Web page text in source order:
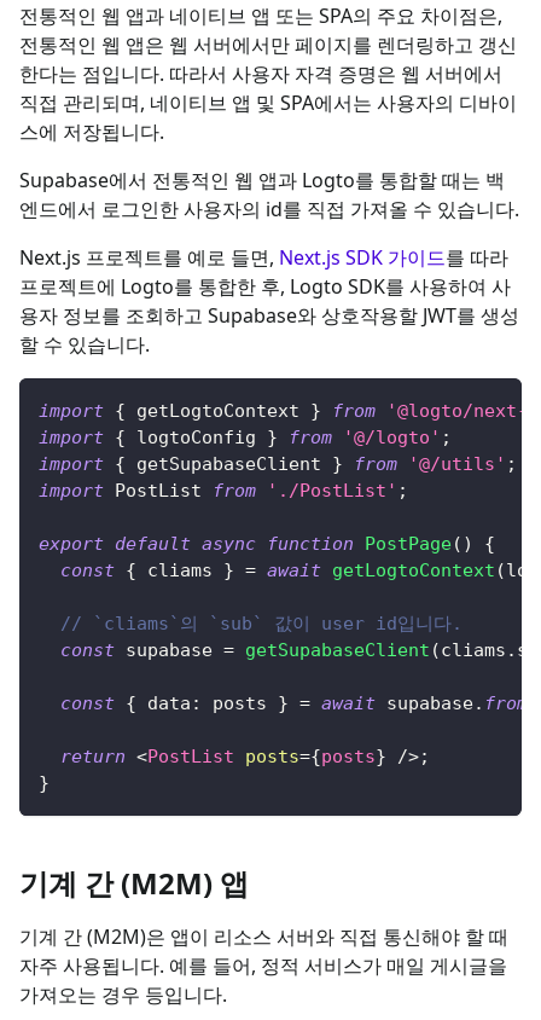
전통적인 웹 앱과 네이티브 앱 또는 SPA의 주요 차이점은,
전통적인 웹 앱은 웹 서버에서만 페이지를 렌더링하고 갱신
한다는 점입니다. 따라서 사용자 자격 증명은 웹 서버에서
직접 관리되며, 네이티브 앱 및 SPA에서는 사용자의 디바이
스에 저장됩니다.
Supabase에서 전통적인 웹 앱과 Logto를 통합할 때는 백
엔드에서 로그인한 사용자의 id를 직접 가져올 수 있습니다.
Next.js 프로젝트를 예로 들면, Next.js SDK 가이드를 따라
프로젝트에 Logto를 통합한 후, Logto SDK를 사용하여 사
용자 정보를 조회하고 Supabase와 상호작용할 JWT를 생성
할 수 있습니다.
import { getLogtoContext } from
'@logto/next-
import { logtoConfig } from '@/logto' ;
import { getSupabaseClient } from '@/utils' ;
import PostList from './PostList' ;
export default async function PostPage( )
{
const { cliams } = await getLogtoContext (
// `cliams`의 `sub` 값이 user id입니다.
const supabase = getSupabaseClient (cliams .
const { data : posts } = await supabase. from
return <PostList posts={posts} />;
}
기계 간 (M2M) 앱
기계 간 (M2M)은 앱이 리소스 서버와 직접 통신해야 할 때
자주 사용됩니다. 예를 들어, 정적 서비스가 매일 게시글을
가져오는 경우 등입니다.